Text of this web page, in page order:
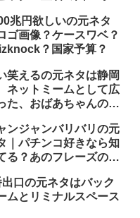
兆円欲しいの元ネタ
ゴ画像？ケースワベ？
？国家予算？
笑えるの元ネタは静岡
ネットミームとして広
た、おばあちゃんの発
ンジャンバリバリの元
｜パチンコ好きなら知
る？あのフレーズの由
口の元ネタはバック
ムとリミナルスペース